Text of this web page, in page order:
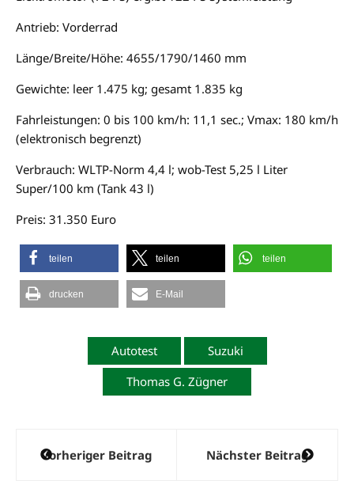
Antrieb: Vorderrad
Länge/Breite/Höhe: 4655/1790/1460 mm
Gewichte: leer 1.475 kg; gesamt 1.835 kg
Fahrleistungen: 0 bis 100 km/h: 11,1 sec.; Vmax: 180 km/h
(elektronisch begrenzt)
Verbrauch: WLTP-Norm 4,4 l; wob-Test 5,25 l Liter
Super/100 km (Tank 43 l)
Preis: 31.350 Euro
teilen teilen teilen
drucken E-Mail
Autotest
Suzuki
Thomas G. Zügner
Beitragsnavigation
Vorheriger Beitrag Nächster Beitrag